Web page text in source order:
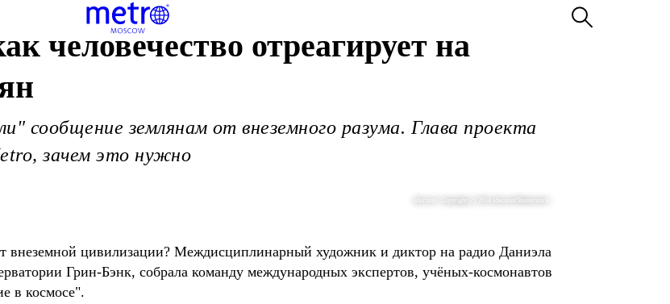
человечество отреагирует на
сообщение землянам от внеземного разума. Глава проекта
зачем это нужно
sdecoret / Copyright (c) 2014 sdecoret/Shutterstock
внеземной цивилизации? Междисциплинарный художник и диктор на радио Даниэла
Грин-Бэнк, собрала команду международных экспертов, учёных-космонавтов
в космосе".